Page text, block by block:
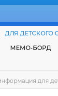
ДЛЯ ДЕТСКОГО
МЕМО-БОРД
для